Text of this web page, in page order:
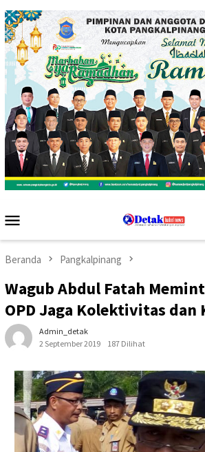
Mobile
Beranda Pangkalpinang
Wagub Abdul Fatah
OPD Jaga Kolektivitas dan
Admin_detak
2 September 2019
187 Dilihat